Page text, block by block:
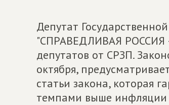
Депутат
"СПРАВЕДЛИВАЯ РОССИЯ
депутатов от СРЗП.
октября,
статьи закона, которая
темпами выше инфляции